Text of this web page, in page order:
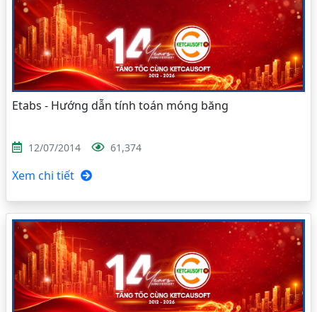
Etabs - Hướng dẫn tính toán móng băng
12/07/2014 61,374
Xem chi tiết